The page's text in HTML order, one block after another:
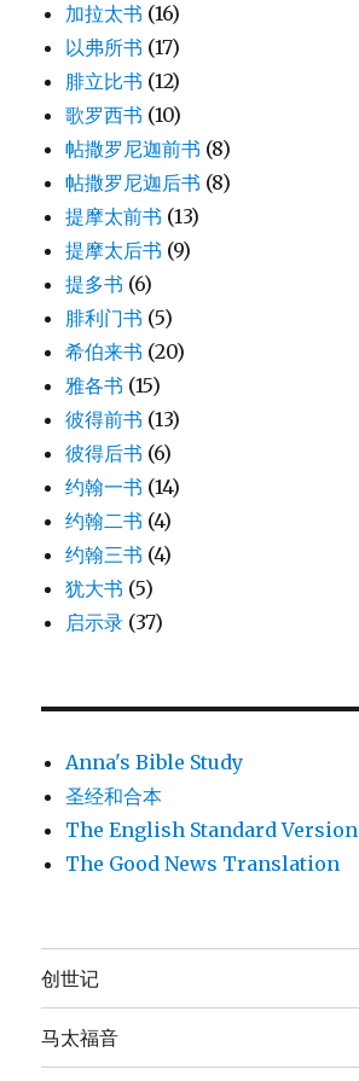
加拉太书 (16)
以弗所书 (17)
腓立比书 (12)
歌罗西书 (10)
帖撒罗尼迦前书 (8)
帖撒罗尼迦后书 (8)
提摩太前书 (13)
提摩太后书 (9)
提多书 (6)
腓利门书 (5)
希伯来书 (20)
雅各书 (15)
彼得前书 (13)
彼得后书 (6)
约翰一书 (14)
约翰二书 (4)
约翰三书 (4)
犹大书 (5)
启示录 (37)
Anna's Bible Study
圣经和合本
The English Standard Version
The Good News Translation
创世记
马太福音